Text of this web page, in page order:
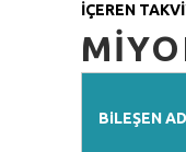
İÇEREN
BiLEŞEN